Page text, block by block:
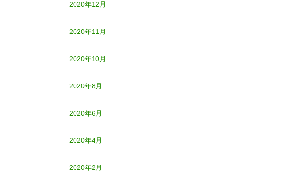
2020年12月
2020年11月
2020年10月
2020年8月
2020年6月
2020年4月
2020年2月